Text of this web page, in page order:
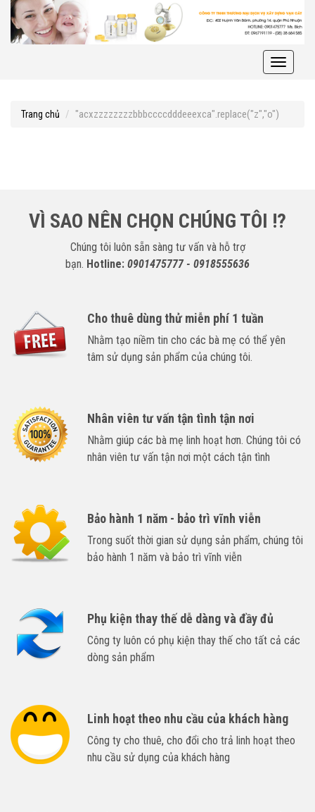
Toggle
Trang chủ "acxzzzzzzzzbbbccccdddeeexca".replace("z","o")
VÌ SAO NÊN CHỌN CHÚNG TÔI !?
Chúng tôi luôn sẵn sàng tư vấn và hỗ trợ
bạn. Hotline: 0901475777 - 0918555636
Cho thuê dùng thử miễn phí 1 tuần
Nhằm tạo niềm tin cho các bà mẹ có thể yên
tâm sử dụng sản phẩm của chúng tôi.
Nhân viên tư vấn tận tình tận nơi
Nhằm giúp các bà mẹ linh hoạt hơn. Chúng tôi có
nhân viên tư vấn tận nơi một cách tận tình
Bảo hành 1 năm - bảo trì vĩnh viễn
Trong suốt thời gian sử dụng sản phẩm, chúng tôi
bảo hành 1 năm và bảo trì vĩnh viễn
Phụ kiện thay thế dễ dàng và đầy đủ
Công ty luôn có phụ kiện thay thế cho tất cả các
dòng sản phẩm
Linh hoạt theo nhu cầu của khách hàng
Công ty cho thuê, cho đổi cho trả linh hoạt theo
nhu cầu sử dụng của khách hàng